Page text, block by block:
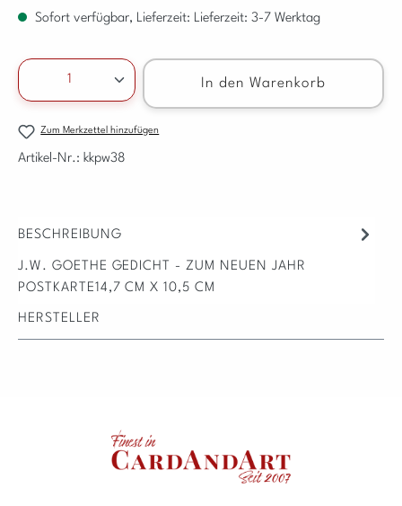
Sofort verfügbar, Lieferzeit: Lieferzeit: 3-7 Werktag
Produkt Anzahl: Gib den gewünschten Wert ein
In den Warenkorb
Zum Merkzettel hinzufügen
Artikel-Nr.: kkpw38
BESCHREIBUNG
J.W. GOETHE GEDICHT - ZUM NEUEN JAHR
POSTKARTE14,7 CM X 10,5 CM
HERSTELLER